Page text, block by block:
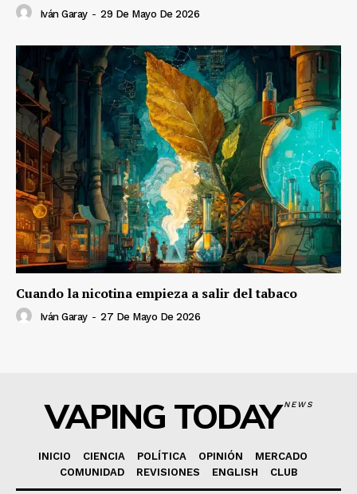
Iván Garay - 29 De Mayo De 2026
Cuando la nicotina empieza a salir del tabaco
Iván Garay - 27 De Mayo De 2026
VAPING TODAYNEWS
INICIO CIENCIA POLÍTICA OPINIÓN
MERCADO
COMUNIDAD
REVISIONES ENGLISH CLUB